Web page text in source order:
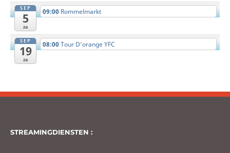
SEP
5
za
09:00 Rommelmarkt
SEP
19
za
08:00Tour D’orange YFC
STREAMINGDIENSTEN :